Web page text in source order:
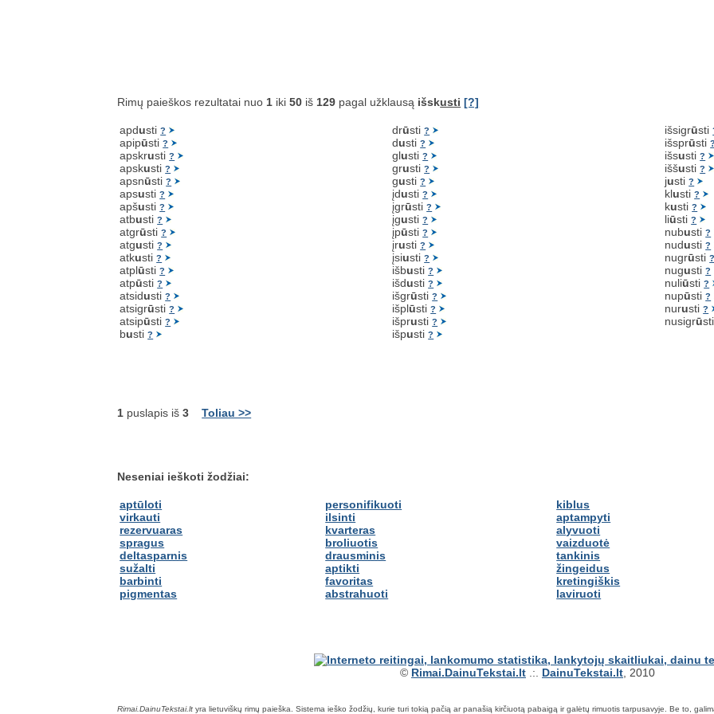
Rimų paieškos rezultatai nuo 1 iki50 iš 129 pagal užklausą išskusti [?]
apdusti?
apipūsti?
apskrusti?
apskusti?
apsnūsti?
apsusti?
apšusti?
atbusti?
atgrūsti?
atgusti?
atkusti?
atplūsti?
atpūsti?
atsidusti?
atsigrūsti?
atsipūsti?
busti?
drūsti?
dusti?
glusti?
grusti?
gusti?
įdusti?
įgrūsti?
įgusti?
įpūsti?
įrusti?
įsiusti?
išbusti?
išdusti?
išgrūsti?
išplūsti?
išprusti?
išpusti?
išsigrūsti
išsprūsti?
išsusti?
iššusti?
justi?
klusti?
kusti?
liūsti?
nubusti?
nudusti?
nugrūsti?
nugusti?
nuliūsti?
nupūsti?
nurusti?
nusigrū
1 puslapis iš3 Toliau >>
Neseniai ieškoti žodžiai:
aptūloti
virkauti
rezervuaras
spragus
deltasparnis
sužalti
barbinti
pigmentas
personifikuoti
ilsinti
kvarteras
broliuotis
drausminis
aptikti
favoritas
abstrahuoti
kiblus
aptampyti
alyvuoti
vaizduotė
tankinis
žingeidus
kretingiškis
laviruoti
© Rimai.DainuTekstai.lt .:. DainuTekstai.lt , 2010
Rimai.DainuTekstai.lt yra lietuviškų rimų paieška. Sistema ieško žodžių, kurie turi tokią pačią ar panašią kirčiuotą pabaigą ir galėtų rimuotis tarpusavyje. Be to,